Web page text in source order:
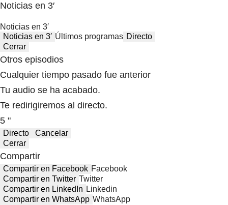
Noticias en 3′
Noticias en 3′
Noticias en 3′ Últimos programas Directo
Cerrar
Otros episodios
Cualquier tiempo pasado fue anterior
Tu audio se ha acabado.
Te redirigiremos al directo.
5 "
Directo
Cancelar
Cerrar
Compartir
Compartir en Facebook Facebook
Compartir en Twitter Twitter
Compartir en LinkedIn Linkedin
Compartir en WhatsApp WhatsApp